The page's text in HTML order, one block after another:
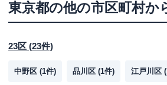
東京都の他の市区町村か
23区 (23件)
中野区 (1件) 品川区 (1件) 江戸川区 (